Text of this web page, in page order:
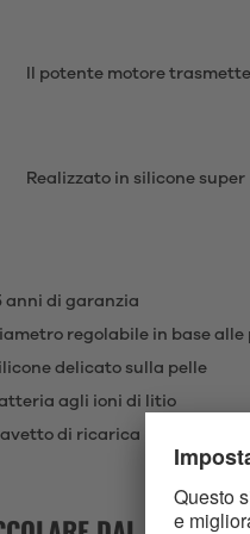
Il potente motore
Realizzato in silicone
anni di garanzia
regolabile in base alle
delicato sulla pelle
agli ioni di litio
di ricarica USB